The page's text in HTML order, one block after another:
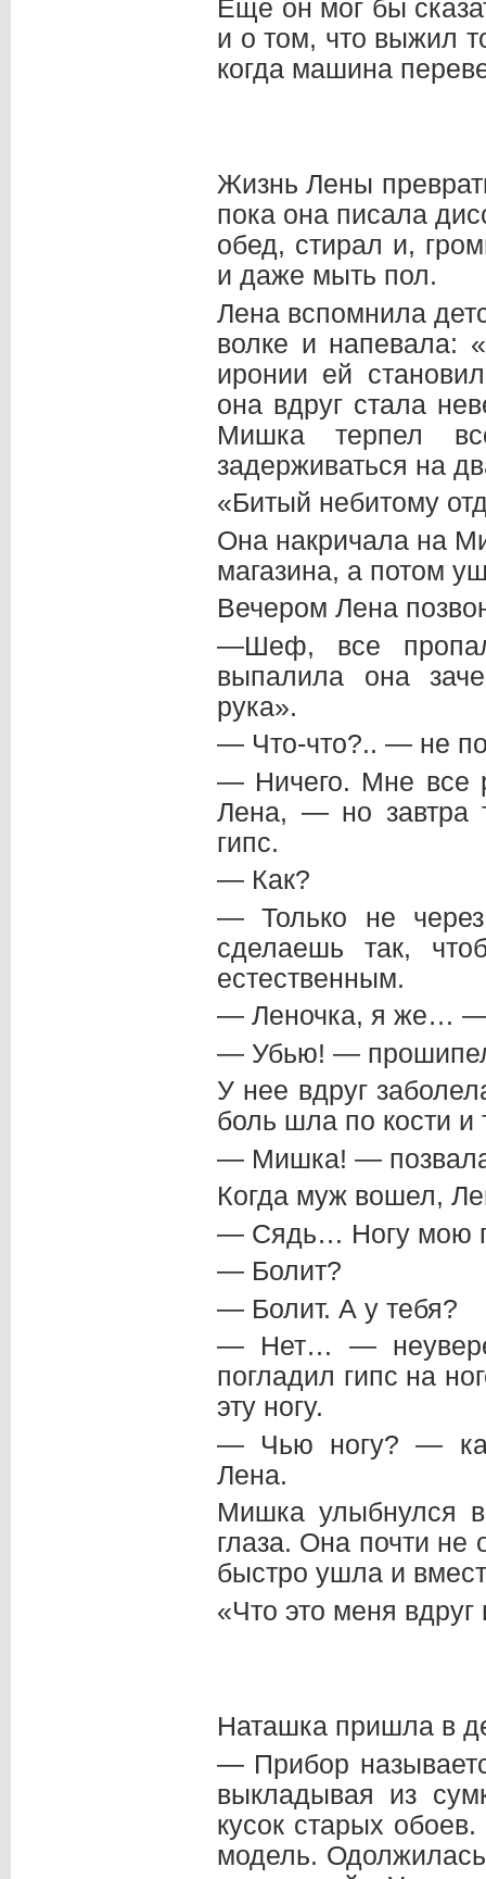
Еще он мог бы
и о том, что выжил
когда машина
Жизнь Лены
пока она писала
обед, стирал и,
и даже мыть пол.
Лена вспомнила
волке и напевала:
иронии ей
она вдруг стала
Мишка терпел
задерживаться на
«Битый небитому
Она накричала на
магазина, а потом
Вечером Лена
—Шеф, все
выпалила она
рука».
— Что-что?.. — не
— Ничего. Мне все
Лена, — но завтра
гипс.
— Как?
— Только не
сделаешь так,
естественным.
— Леночка, я же… —
— Убью! —
У нее вдруг
боль шла по кости и
— Мишка! —
Когда муж вошел,
— Сядь… Ногу мою
— Болит?
— Болит. А у тебя?
— Нет… —
погладил гипс на
эту ногу.
— Чью ногу? —
Лена.
Мишка улыбнулся
глаза. Она почти
быстро ушла и
«Что это меня
Наташка пришла в
— Прибор
выкладывая из
кусок старых
модель.